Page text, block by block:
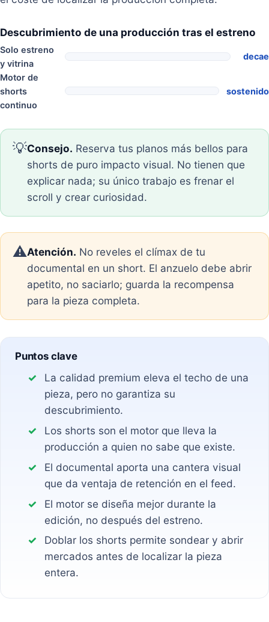
Descubrimiento de una producción tras el estreno
Solo estreno
y vitrina
decae
Motor de
shorts
continuo
sostenido
💡Consejo. Reserva tus planos más bellos para
shorts de puro impacto visual. No tienen que
explicar nada; su único trabajo es frenar el
scroll y crear curiosidad.
⚠️Atención. No reveles el clímax de tu
documental en un short. El anzuelo debe abrir
apetito, no saciarlo; guarda la recompensa
para la pieza completa.
Puntos clave
La calidad premium eleva el techo de una
pieza, pero no garantiza su
descubrimiento.
Los shorts son el motor que lleva la
producción a quien no sabe que existe.
El documental aporta una cantera visual
que da ventaja de retención en el feed.
El motor se diseña mejor durante la
edición, no después del estreno.
Doblar los shorts permite sondear y abrir
mercados antes de localizar la pieza
entera.